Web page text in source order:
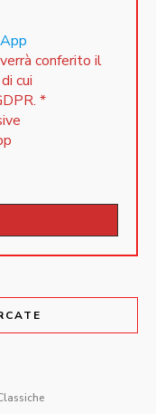
conferito il
cui
*